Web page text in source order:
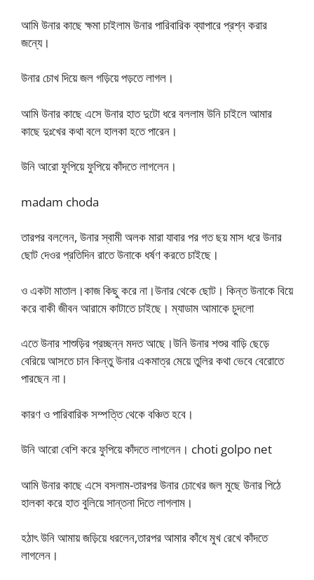
আমি উনার কাছে ক্ষমা চাইলাম উনার পারিবারিক ব্যাপারে প্রশ্ন করার
জন্যে।
উনার চোখ দিয়ে জল গড়িয়ে পড়তে লাগল।
আমি উনার কাছে এসে উনার হাত দুটো ধরে বললাম উনি চাইলে আমার
কাছে দুঃখের কথা বলে হালকা হতে পারেন।
উনি আরো ফুপিয়ে ফুপিয়ে কাঁদতে লাগলেন।
madam choda
তারপর বললেন, উনার স্বামী অলক মারা যাবার পর গত ছয় মাস ধরে উনার
ছোট দেওর প্রতিদিন রাতে উনাকে ধর্ষণ করতে চাইছে।
ও একটা মাতাল।কাজ কিছু করে না।উনার থেকে ছোট। কিন্ত উনাকে বিয়ে
করে বাকী জীবন আরামে কাটাতে চাইছে। ম্যাডাম আমাকে চুদলো
এতে উনার শাশুড়ির প্রচ্ছন্ন মদত আছে।উনি উনার শশুর বাড়ি ছেড়ে
বেরিয়ে আসতে চান কিন্তু উনার একমাত্র মেয়ে তুলির কথা ভেবে বেরোতে
পারছেন না।
কারণ ও পারিবারিক সম্পত্তি থেকে বঞ্চিত হবে।
উনি আরো বেশি করে ফুপিয়ে কাঁদতে লাগলেন। choti golpo net
আমি উনার কাছে এসে বসলাম-তারপর উনার চোখের জল মুছে উনার পিঠে
হালকা করে হাত বুলিয়ে সান্তনা দিতে লাগলাম।
হঠাৎ উনি আমায় জড়িয়ে ধরলেন,তারপর আমার কাঁধে মুখ রেখে কাঁদতে
লাগলেন।